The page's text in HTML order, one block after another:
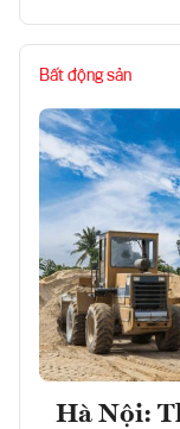
Bất động sản
Hà Nội: